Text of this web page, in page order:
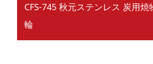
CFS-745 秋元ステンレス 炭用焼
輪